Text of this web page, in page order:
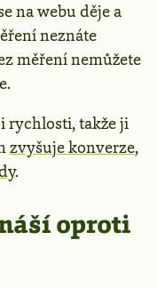
na webu děje a
neznáte
měření nemůžete
rychlosti, takže ji
zvyšuje konverze,
.
oproti